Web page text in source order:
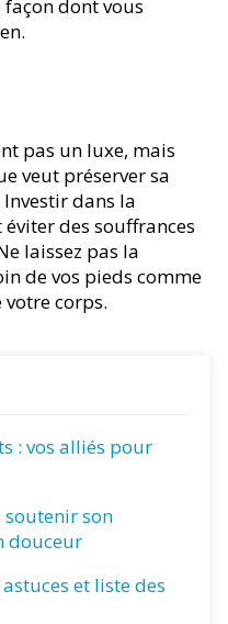
dont vous
pas un luxe, mais
veut préserver sa
dans la
éviter des souffrances
laissez pas la
de vos pieds comme
corps.
: vos alliés pour
son
douceur
et liste des